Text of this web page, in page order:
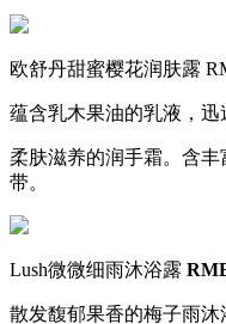
欧舒丹甜蜜樱花润肤露
蕴含乳木果油的乳液，
柔肤滋养的润手霜。含
带。
Lush微微细雨沐浴露
散发馥郁果香的梅子雨